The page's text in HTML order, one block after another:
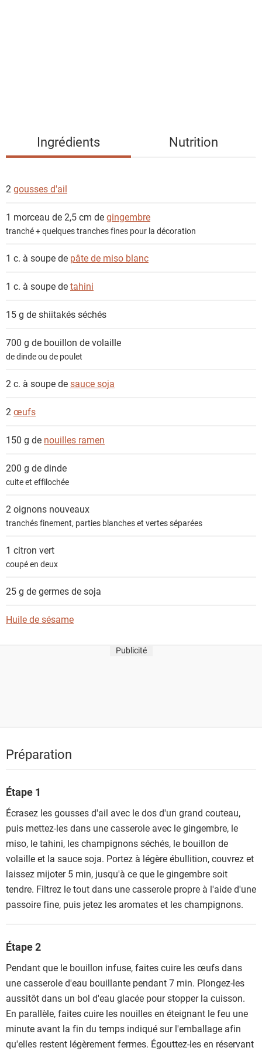
i
s
Ingrédients Nutrition
2 gousses d'ail
1 morceau de 2,5 cm degingembre
tranché + quelques tranches fines pour la décoration
1 c. à soupe de pâte de miso blanc
1 c. à soupe detahini
15 g deshiitakés séchés
700 g de bouillon de volaille
de dinde ou de poulet
2 c. à soupe desauce soja
2 œufs
150 g de nouilles ramen
200 g dedinde
cuite et effilochée
2 oignons nouveaux
tranchés finement, parties blanches et vertes séparées
1 citron vert
coupé en deux
25 g degermes de soja
Huile de sésame
Publicité
Préparation
Étape 1
Écrasez les gousses d'ail avec le dos d'un grand couteau,
puis mettez-les dans une casserole avec le gingembre, le
miso, le tahini, les champignons séchés, le bouillon de
volaille et la sauce soja. Portez à légère ébullition, couvrez et
laissez mijoter 5 min, jusqu'à ce que le gingembre soit
tendre. Filtrez le tout dans une casserole propre à l'aide d'une
passoire fine, puis jetez les aromates et les champignons.
Étape 2
Pendant que le bouillon infuse, faites cuire les œufs dans
une casserole d'eau bouillante pendant 7 min. Plongez-les
aussitôt dans un bol d'eau glacée pour stopper la cuisson.
En parallèle, faites cuire les nouilles en éteignant le feu une
minute avant la fin du temps indiqué sur l'emballage afin
qu'elles restent légèrement fermes. Égouttez-les en réservant